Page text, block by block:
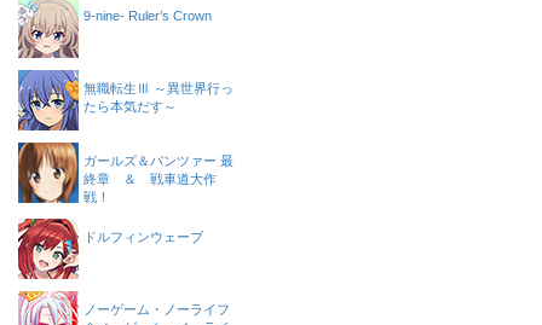
9-nine- Ruler’s Crown
無職転生Ⅲ ～異世界行っ
たら本気だす～
ガールズ＆パンツァー 最
終章 ＆ 戦車道大作
戦！
ドルフィンウェーブ
ノーゲーム・ノーライフ